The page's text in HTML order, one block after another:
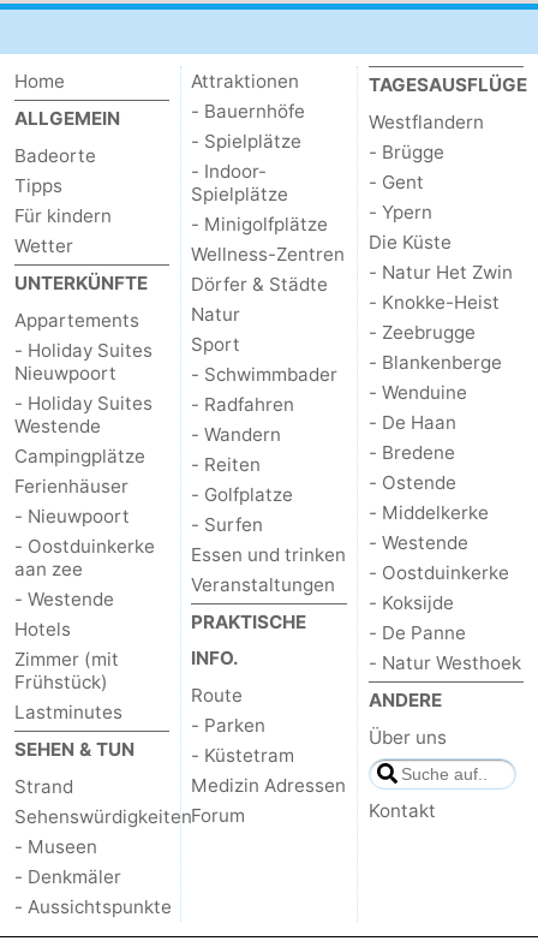
Radfahren
-
Reiten
-
Golfplatze
-
Surfen
Essen
und
trinken
Veranstaltungen
Praktisch
Forum
Route
-
Parken
-
Küstetram
Medizin
Adressen
Region
Westflandern
Brügge
-
Gent
-
Ypern
Die
Home
ALLGEMEIN
Badeorte
Tipps
Für kindern
Wetter
UNTERKÜNFTE
Appartements
- Holiday Suites
Nieuwpoort
- Holiday Suites
Westende
Campingplätze
Ferienhäuser
- Nieuwpoort
- Oostduinkerke
aan zee
- Westende
Hotels
Zimmer (mit
Frühstück)
Lastminutes
SEHEN & TUN
Strand
Sehenswürdigkeiten
- Museen
- Denkmäler
- Aussichtspunkte
Attraktionen
- Bauernhöfe
- Spielplätze
- Indoor-
Spielplätze
- Minigolfplätze
Wellness-Zentren
Dörfer & Städte
Natur
Sport
- Schwimmbader
- Radfahren
- Wandern
- Reiten
- Golfplatze
- Surfen
Essen und trinken
Veranstaltungen
PRAKTISCHE
INFO.
Route
- Parken
- Küstetram
Medizin Adressen
Forum
TAGESAUSFLÜGE
Westflandern
- Brügge
- Gent
- Ypern
Die Küste
- Natur Het Zwin
- Knokke-Heist
- Zeebrugge
- Blankenberge
- Wenduine
- De Haan
- Bredene
- Ostende
- Middelkerke
- Westende
- Oostduinkerke
- Koksijde
- De Panne
- Natur Westhoek
ANDERE
Über uns
Kontakt